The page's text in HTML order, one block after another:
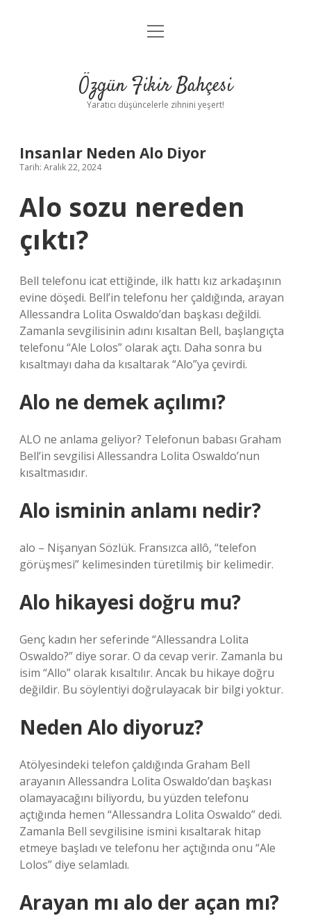
Anasayfa
Yasal Uyarı
menüyü
Özgün Fikir Bahçesi
Yaratıcı düşüncelerle zihnini yeşert!
Insanlar Neden Alo Diyor
Tarih: Aralık 22, 2024
Alo sozu nereden
çıktı?
Bell telefonu icat ettiğinde, ilk hattı kız arkadaşının
evine döşedi. Bell’in telefonu her çaldığında, arayan
Allessandra Lolita Oswaldo’dan başkası değildi.
Zamanla sevgilisinin adını kısaltan Bell, başlangıçta
telefonu “Ale Lolos” olarak açtı. Daha sonra bu
kısaltmayı daha da kısaltarak “Alo”ya çevirdi.
Alo ne demek açılımı?
ALO ne anlama geliyor? Telefonun babası Graham
Bell’in sevgilisi Allessandra Lolita Oswaldo’nun
kısaltmasıdır.
Alo isminin anlamı nedir?
alo – Nişanyan Sözlük. Fransızca allô, “telefon
görüşmesi” kelimesinden türetilmiş bir kelimedir.
Alo hikayesi doğru mu?
Genç kadın her seferinde “Allessandra Lolita
Oswaldo?” diye sorar. O da cevap verir. Zamanla bu
isim “Allo” olarak kısaltılır. Ancak bu hikaye doğru
değildir. Bu söylentiyi doğrulayacak bir bilgi yoktur.
Neden Alo diyoruz?
Atölyesindeki telefon çaldığında Graham Bell
arayanın Allessandra Lolita Oswaldo’dan başkası
olamayacağını biliyordu, bu yüzden telefonu
açtığında hemen “Allessandra Lolita Oswaldo” dedi.
Zamanla Bell sevgilisine ismini kısaltarak hitap
etmeye başladı ve telefonu her açtığında onu “Ale
Lolos” diye selamladı.
Arayan mı alo der açan mı?